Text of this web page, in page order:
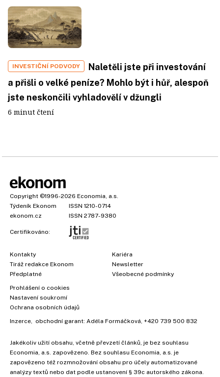
INVESTIČNÍ PODVODY
Naletěli jste při investování
a přišli o velké peníze? Mohlo být i hůř, alespoň
jste neskončili vyhladovělí v džungli
6 minut čtení
Copyright ©1996-2026 Economia, a.s.
Týdeník Ekonom
ISSN 1210-0714
ekonom.cz
ISSN 2787-9380
Certifikováno:
Kontakty
Tiráž redakce Ekonom
Předplatné
Kariéra
Newsletter
Všeobecné podmínky
Prohlášení o cookies
Nastavení soukromí
Ochrana osobních údajů
Inzerce , obchodní garant: Adéla Formáčková +420 739 500 832
Jakékoliv užití obsahu, včetně převzetí článků, je bez souhlasu
Economia, a.s. zapovězeno. Bez souhlasu Economia, a.s. je
zapovězeno též rozmnožování obsahu pro účely automatizované
analýzy textů nebo dat podle ustanovení § 39c autorského zákona.